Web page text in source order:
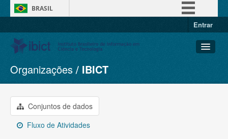
BRASIL
Entrar
Conjuntos de dados
Organizações
Grupos
Sobre
Organizações IBICT
Conjuntos de dados
Fluxo de Atividades